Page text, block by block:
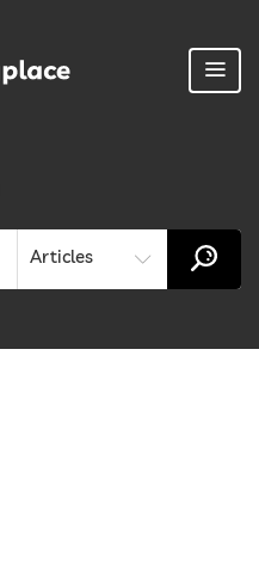
Articles